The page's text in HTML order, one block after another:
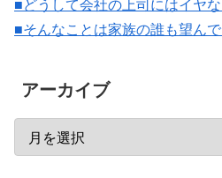
■どうして会社の上司にはイヤ
■そんなことは家族の誰も望ん
アーカイブ